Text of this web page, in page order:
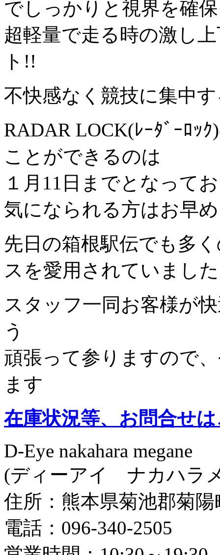
でしっかりと視界を確
超軽量で走る時の激し
ト!!
不快感なく競技に集中
RADAR LOCK(ﾚｰﾀﾞｰﾛｯ
ことができるのは
１月11日までとなって
気になられる方はお早
先日の箱根駅伝でも多
スを愛用されていまし
スタッフ一同お客様が
う
頑張って参りますので
ます
在庫状況等、お問合せ
D-Eye nakahara megane
(ディーアイ ナカハラ
住所：熊本県菊池郡菊陽
電話：096-340-2505